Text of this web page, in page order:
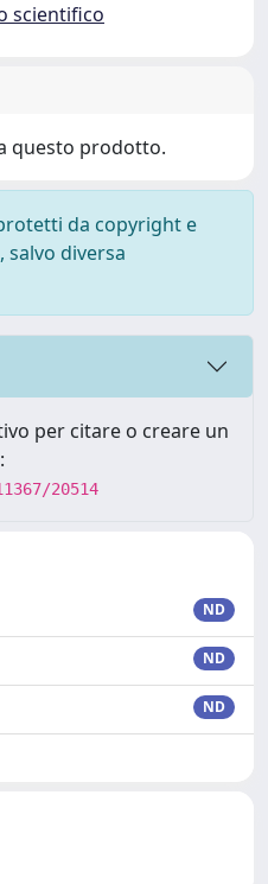
scientifico
questo prodotto.
da copyright e
diversa
per citare o creare un
20514
ND
ND
ND